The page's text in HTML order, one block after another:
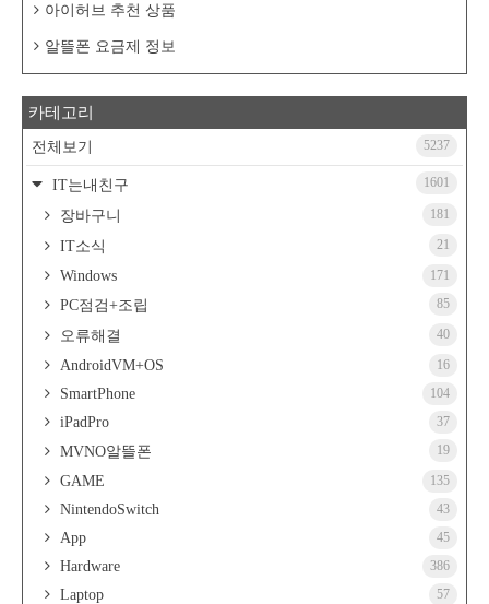
아이허브 추천 상품
알뜰폰 요금제 정보
카테고리
전체보기 5237
IT는내친구 1601
장바구니 181
IT소식 21
Windows 171
PC점검+조립 85
오류해결 40
AndroidVM+OS 16
SmartPhone 104
iPadPro 37
MVNO알뜰폰 19
GAME 135
NintendoSwitch 43
App 45
Hardware 386
Laptop 57